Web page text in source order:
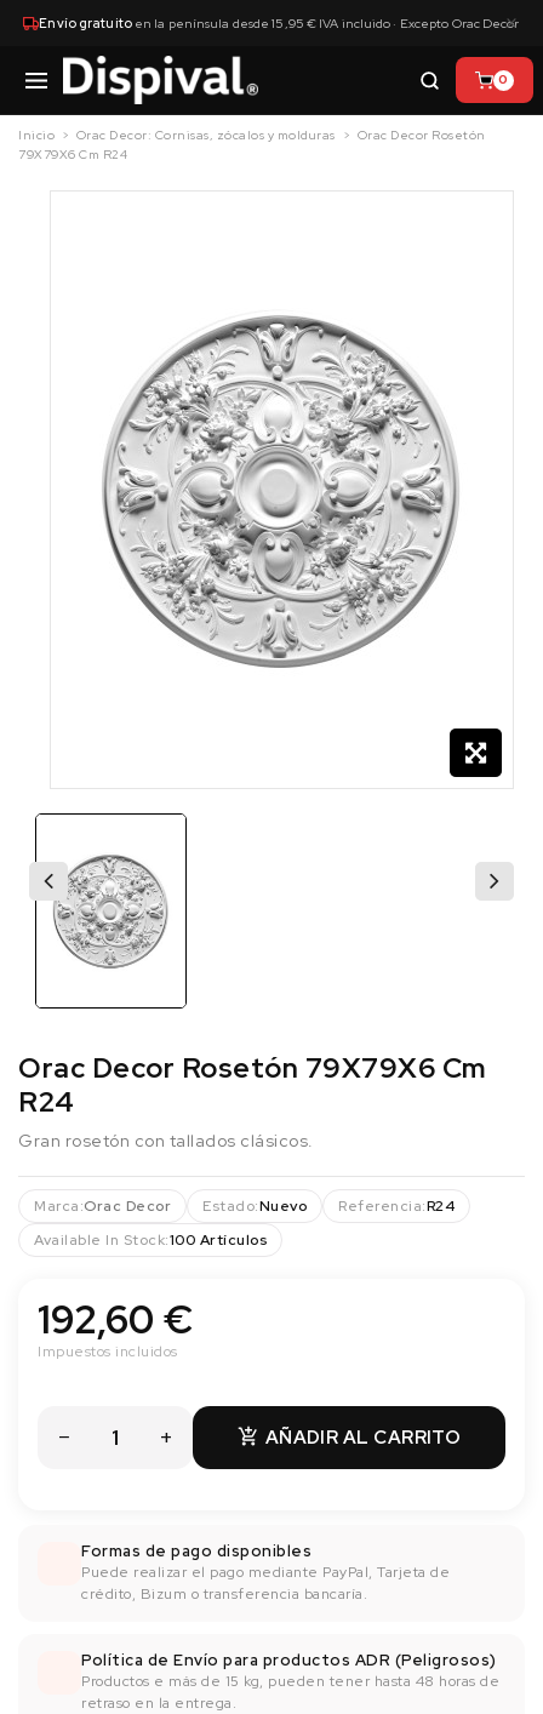
Envío gratuitoen la península desde 15,95 € IVA incluido · Excepto Orac Decor
×
0
Inicio Orac Decor: Cornisas, zócalos y molduras
Orac Decor Rosetón
79X79X6 Cm R24
Orac Decor Rosetón 79X79X6 Cm
R24
Gran rosetón con tallados clásicos.
Marca:Orac Decor Estado:Nuevo Referencia:R24
Available In Stock:100 Artículos
192,60 €
Impuestos incluidos
 AÑADIR AL CARRITO
Formas de pago disponibles
Puede realizar el pago mediante PayPal, Tarjeta de
crédito, Bizum o transferencia bancaría.
Política de Envío para productos ADR (Peligrosos)
Productos e más de 15 kg, pueden tener hasta 48 horas de
retraso en la entrega.